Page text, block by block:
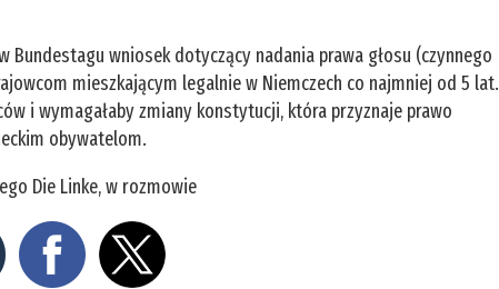
Bundestagu wniosek dotyczący nadania prawa głosu (czynnego
mieszkającym legalnie w Niemczech co najmniej od 5 lat.
i wymagałaby zmiany konstytucji, która przyznaje prawo
obywatelom.
Die Linke, w rozmowie